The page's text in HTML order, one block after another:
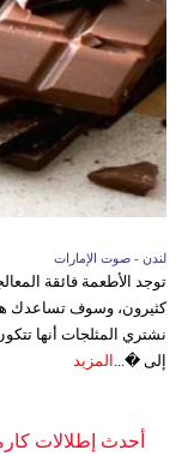
لندن - صوت الإمارات
توجد الأطعمة فائقة
كثيرون، وسوف تساعدك
نشتري المثلجات أنها
إلى �... المزيد
أحدث إطلالات